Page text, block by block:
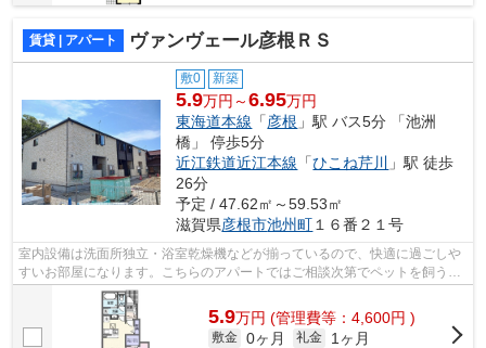
賃貸 | アパート ヴァンヴェール彦根ＲＳ
敷0 新築
5.9万円～6.95万円
東海道本線 「彦根 」駅 バス5分 「池洲
橋」 停歩5分
近江鉄道近江本線 「ひこね芹川
」駅 徒歩
26分
予定 / 47.62㎡～59.53㎡
滋賀県彦根市池州町 １６番２１号
室内設備は洗面所独立・浴室乾燥機などが揃っているので、快適に過ごしや
すいお部屋になります。こちらのアパートではご相談次第でペットを飼うこ
とができます。こだわりを叶えられる...
5.9万円 (管理費等：4,600円 )
敷金 0ヶ月 礼金
1ヶ月